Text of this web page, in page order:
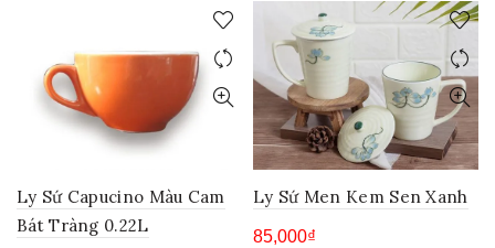
Ly Sứ Capucino Màu Cam
Bát Tràng 0.22L
Ly Sứ Men Kem Sen Xanh
85,000₫